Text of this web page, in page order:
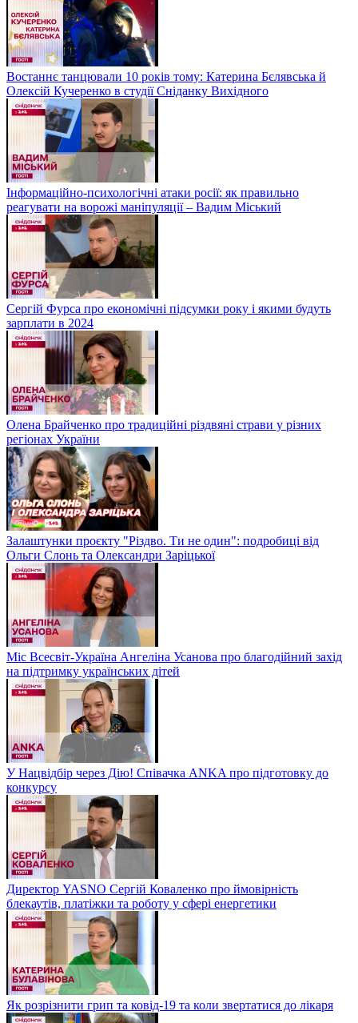
Востаннє танцювали 10 років тому: Катерина Бєлявська й
Олексій Кучеренко в студії Сніданку Вихідного
Інформаційно-психологічні атаки росії: як правильно
реагувати на ворожі маніпуляції – Вадим Міський
Сергій Фурса про економічні підсумки року і якими будуть
зарплати в 2024
Олена Брайченко про традиційні різдвяні страви у різних
регіонах України
Залаштунки проєкту "Різдво. Ти не один": подробиці від
Ольги Слонь та Олександри Заріцької
Міс Всесвіт-Україна Ангеліна Усанова про благодійний захід
на підтримку українських дітей
У Нацвідбір через Дію! Співачка ANKA про підготовку до
конкурсу
Директор YASNO Сергій Коваленко про ймовірність
блекаутів, платіжки та роботу у сфері енергетики
Як розрізнити грип та ковід-19 та коли звертатися до лікаря